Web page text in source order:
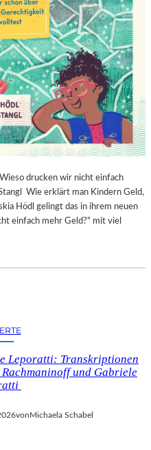
drucken wir nicht einfach
Wie erklärt man Kindern Geld,
Hödl gelingt das in ihrem neuen
einfach mehr Geld?“ mit viel
Leporatti: Transkriptionen
und Gabriele
vonMichaela Schabel